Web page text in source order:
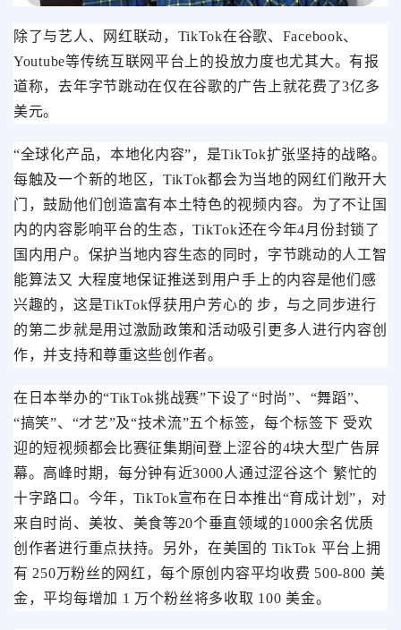
除了与艺人、网红联动，TikTok在谷歌、Facebook、
Youtube等传统互联网平台上的投放力度也尤其大。有报
道称，去年字节跳动在仅在谷歌的广告上就花费了3亿多
美元。
“全球化产品，本地化内容”，是TikTok扩张坚持的战略。
每触及一个新的地区，TikTok都会为当地的网红们敞开大
门，鼓励他们创造富有本土特色的视频内容。 为了不让国
内的内容影响平台的生态，TikTok还在今年4月份封锁了
国内用户。保护当地内容生态的同时，字节跳动的人工智
能算法又 大程度地保证推送到用户手上的内容是他们感
兴趣的，这是TikTok俘获用户芳心的 步，与之同步进行
的第二步就是用过激励政策和活动吸引更多人进行内容创
作，并支持和尊重这些创作者。
在日本举办的“TikTok挑战赛”下设了“时尚”、“舞蹈”、
“搞笑”、“才艺”及“技术流”五个标签，每个标签下 受欢
迎的短视频都会比赛征集期间登上涩谷的4块大型广告屏
幕。高峰时期，每分钟有近3000人通过涩谷这个 繁忙的
十字路口。今年，TikTok宣布在日本推出“育成计划”，对
来自时尚、美妆、美食等20个垂直领域的1000余名优质
创作者进行重点扶持。另外，在美国的 TikTok 平台上拥
有 250万粉丝的网红，每个原创内容平均收费 500-800 美
金，平均每增加 1 万个粉丝将多收取 100 美金。